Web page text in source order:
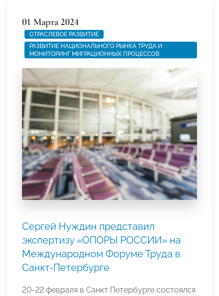
01 Марта 2024
ОТРАСЛЕВОЕ РАЗВИТИЕ
РАЗВИТИЕ НАЦИОНАЛЬНОГО РЫНКА ТРУДА И
МОНИТОРИНГ МИГРАЦИОННЫХ ПРОЦЕССОВ
Сергей Нуждин представил
экспертизу «ОПОРЫ РОССИИ» на
Международном Форуме Труда в
Санкт-Петербурге
20-22 февраля в Санкт Петербурге состоялся